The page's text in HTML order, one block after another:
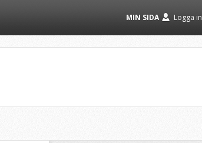
Logga in
MIN SIDA